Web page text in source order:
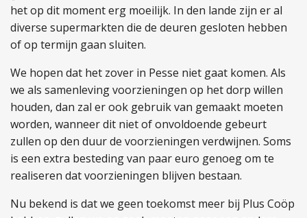
het op dit moment erg moeilijk. In den lande zijn er al
diverse supermarkten die de deuren gesloten hebben
of op termijn gaan sluiten.
We hopen dat het zover in Pesse niet gaat komen. Als
we als samenleving voorzieningen op het dorp willen
houden, dan zal er ook gebruik van gemaakt moeten
worden, wanneer dit niet of onvoldoende gebeurt
zullen op den duur de voorzieningen verdwijnen. Soms
is een extra besteding van paar euro genoeg om te
realiseren dat voorzieningen blijven bestaan.
Nu bekend is dat we geen toekomst meer bij Plus Coöp